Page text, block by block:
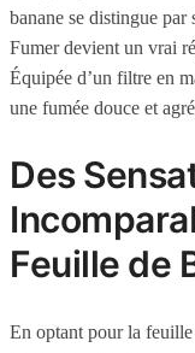
banane se distingue par
Fumer devient un vrai
Équipée d’un filtre en
une fumée douce et
Des
Feuille de
En optant pour la